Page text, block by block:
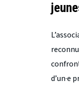
d’un·e